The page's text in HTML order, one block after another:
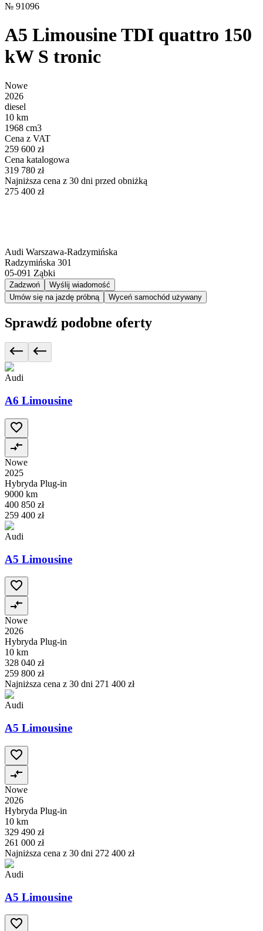
№ 91096
A5 Limousine TDI quattro 150
kW S tronic
Nowe
2026
diesel
10 km
1968 cm3
Cena z VAT
259 600 zł
Cena katalogowa
319 780 zł
Najniższa cena z 30 dni przed obniżką
275 400 zł
Audi Warszawa-Radzymińska
Radzymińska 301
05-091 Ząbki
Zadzwoń
Wyślij wiadomość
Umów się na jazdę próbną
Wyceń samochód używany
Sprawdź podobne oferty
Audi
A6 Limousine
Nowe
2025
Hybryda Plug-in
9000 km
400 850 zł
259 400 zł
Audi
A5 Limousine
Nowe
2026
Hybryda Plug-in
10 km
328 040 zł
259 800 zł
Najniższa cena z 30 dni 271 400 zł
Audi
A5 Limousine
Nowe
2026
Hybryda Plug-in
10 km
329 490 zł
261 000 zł
Najniższa cena z 30 dni 272 400 zł
Audi
A5 Limousine